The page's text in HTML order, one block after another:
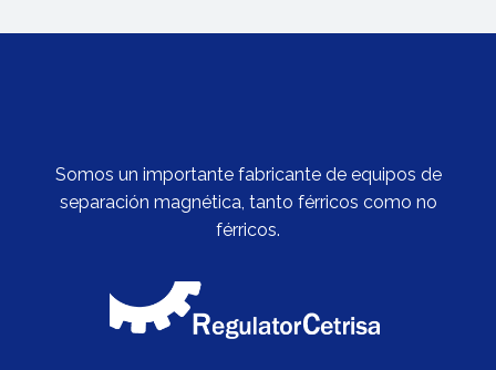
Somos un importante fabricante de equipos de
separación magnética, tanto férricos como no
férricos.